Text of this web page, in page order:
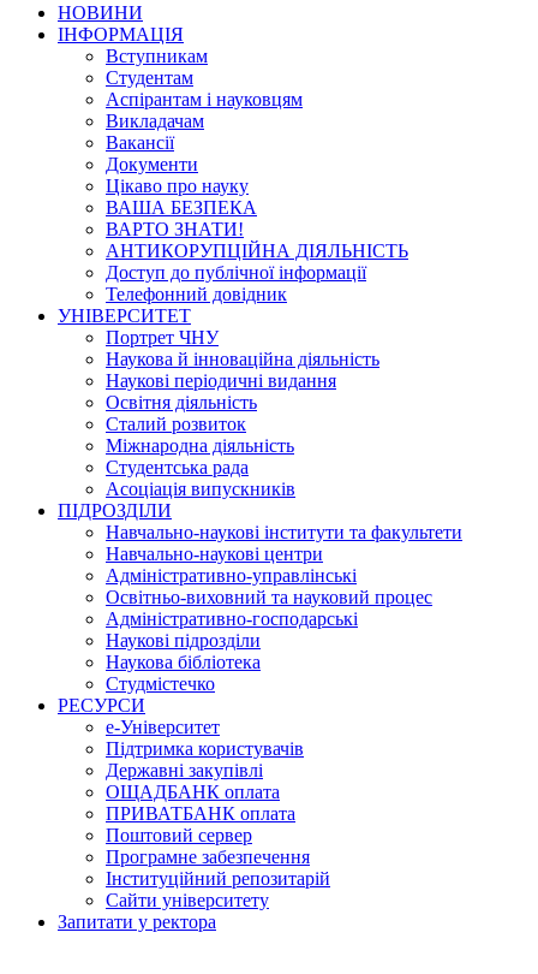
НОВИНИ
ІНФОРМАЦІЯ
Вступникам
Студентам
Аспірантам і науковцям
Викладачам
Вакансії
Документи
Цікаво про науку
ВАША БЕЗПЕКА
ВАРТО ЗНАТИ!
АНТИКОРУПЦІЙНА ДІЯЛЬНІСТЬ
Доступ до публічної інформації
Телефонний довідник
УНІВЕРСИТЕТ
Портрет ЧНУ
Наукова й інноваційна діяльність
Наукові періодичні видання
Освітня діяльність
Сталий розвиток
Міжнародна діяльність
Студентська рада
Асоціація випускників
ПІДРОЗДІЛИ
Навчально-наукові інститути та факультети
Навчально-наукові центри
Адміністративно-управлінські
Освітньо-виховний та науковий процес
Адміністративно-господарські
Наукові підрозділи
Наукова бібліотека
Студмістечко
РЕСУРСИ
е-Університет
Підтримка користувачів
Державні закупівлі
ОЩАДБАНК оплата
ПРИВАТБАНК оплата
Поштовий сервер
Програмне забезпечення
Інституційний репозитарій
Сайти університету
Запитати у ректора